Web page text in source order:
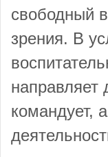
свободный
зрения. В
направляет
командует,